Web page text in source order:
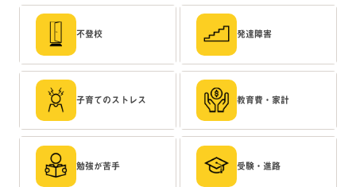
不登校 発達障害
子育てのストレス 教育費・家計
勉強が苦手 受験・進路